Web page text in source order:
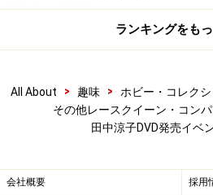
ランキングをも
All About > 趣味 > ホビー・コレク
その他レースクイーン・コン
田中涼子DVD発売イベ
会社概要 採用